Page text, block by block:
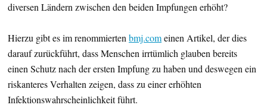
diversen Ländern zwischen den beiden Impfungen erhöht?
Hierzu gibt es im renommiertenbmj.comeinen Artikel, der dies
darauf zurückführt, dass Menschen irrtümlich glauben bereits
einen Schutz nach der ersten Impfung zu haben und deswegen ein
riskanteres Verhalten zeigen, dass zu einer erhöhten
Infektionswahrscheinlichkeit führt.